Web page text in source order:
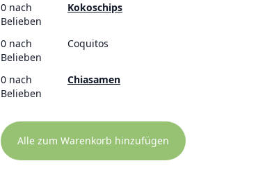
0 nach
Belieben
Kokoschips
0 nach
Belieben
Coquitos
0 nach
Belieben
Chiasamen
Alle zum Warenkorb hinzufügen